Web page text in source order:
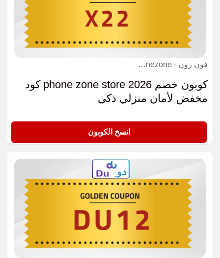
فون زون - Phonezone كوبون
كوبون خصم phone zone store 2026 كود
مخفض لأمان منزلي ذكي
انسخ الكوبون